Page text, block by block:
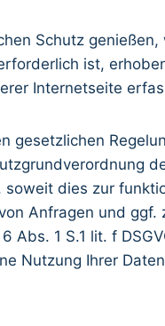
Schutz
ist,
Internetseite
gesetzlichen
dies zur
Anfragen und
Abs. 1 S.1 lit. f
Nutzung Ihrer